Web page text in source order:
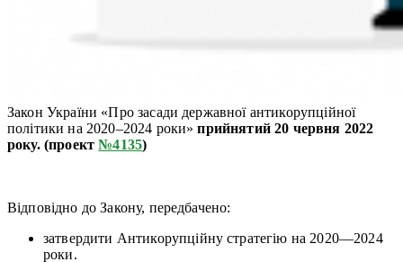
Закон України «Про засади державної антикорупційної
політики на 2020–2024 роки»прийнятий 20 червня 2022
року. (проект №4135)
Відповідно до Закону, передбачено:
затвердити Антикорупційну стратегію на 2020—2024
роки.